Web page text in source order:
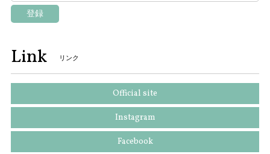
登録
Link リンク
Official site
Instagram
Facebook